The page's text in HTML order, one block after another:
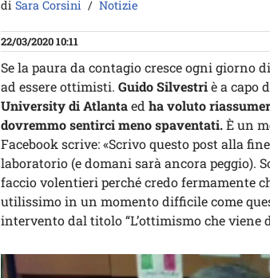
di Sara Corsini Notizie
22/03/2020 10:11
Se la paura da contagio cresce ogni giorno
ad essere ottimisti. Guido Silvestriè a capo
University di Atlantaed ha voluto
dovremmo sentirci meno spaventati.È un
Facebook scrive: «Scrivo questo post alla
laboratorio (e domani sarà ancora peggio).
faccio volentieri perché credo fermamente
utilissimo in un momento difficile come
intervento dal titolo “L’ottimismo che viene